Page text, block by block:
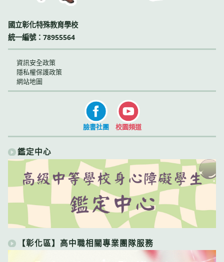
國立彰化特殊教育學校
統一編號：78955564
資訊安全政策
隱私權保護政策
網站地圖
臉書社團 校園頻道
鑑定中心
【彰化區】高中職相關專業團隊服務